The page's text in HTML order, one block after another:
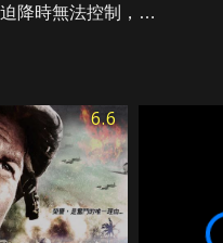
降時無法控制，飛
中的一名乘客稱自
議，就是把還沒有
，然後以它為基礎
物和水耗盡之前逃
，災難事件又一波
心，也引起了機長
6.6